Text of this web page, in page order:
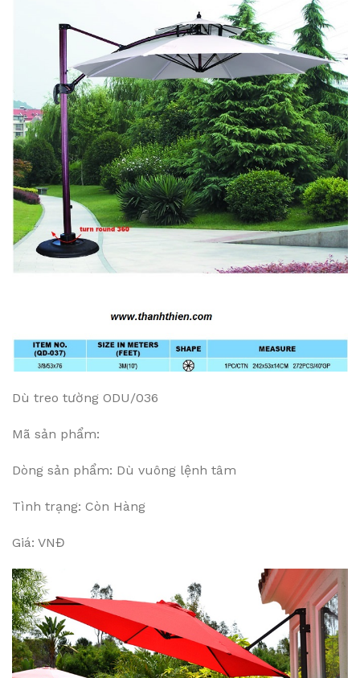
Dù treo tường ODU/036
Mã sản phẩm:
Dòng sản phẩm: Dù vuông lệnh tâm
Tình trạng: Còn Hàng
Giá: VNĐ